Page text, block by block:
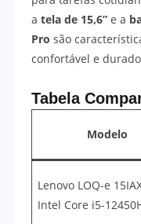
a tela de 15,6” e a
Pro são
confortável e
Tabela
Modelo
Lenovo LOQ-e
Intel Core i5-